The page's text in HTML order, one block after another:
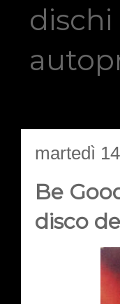
martedì
Be
disco